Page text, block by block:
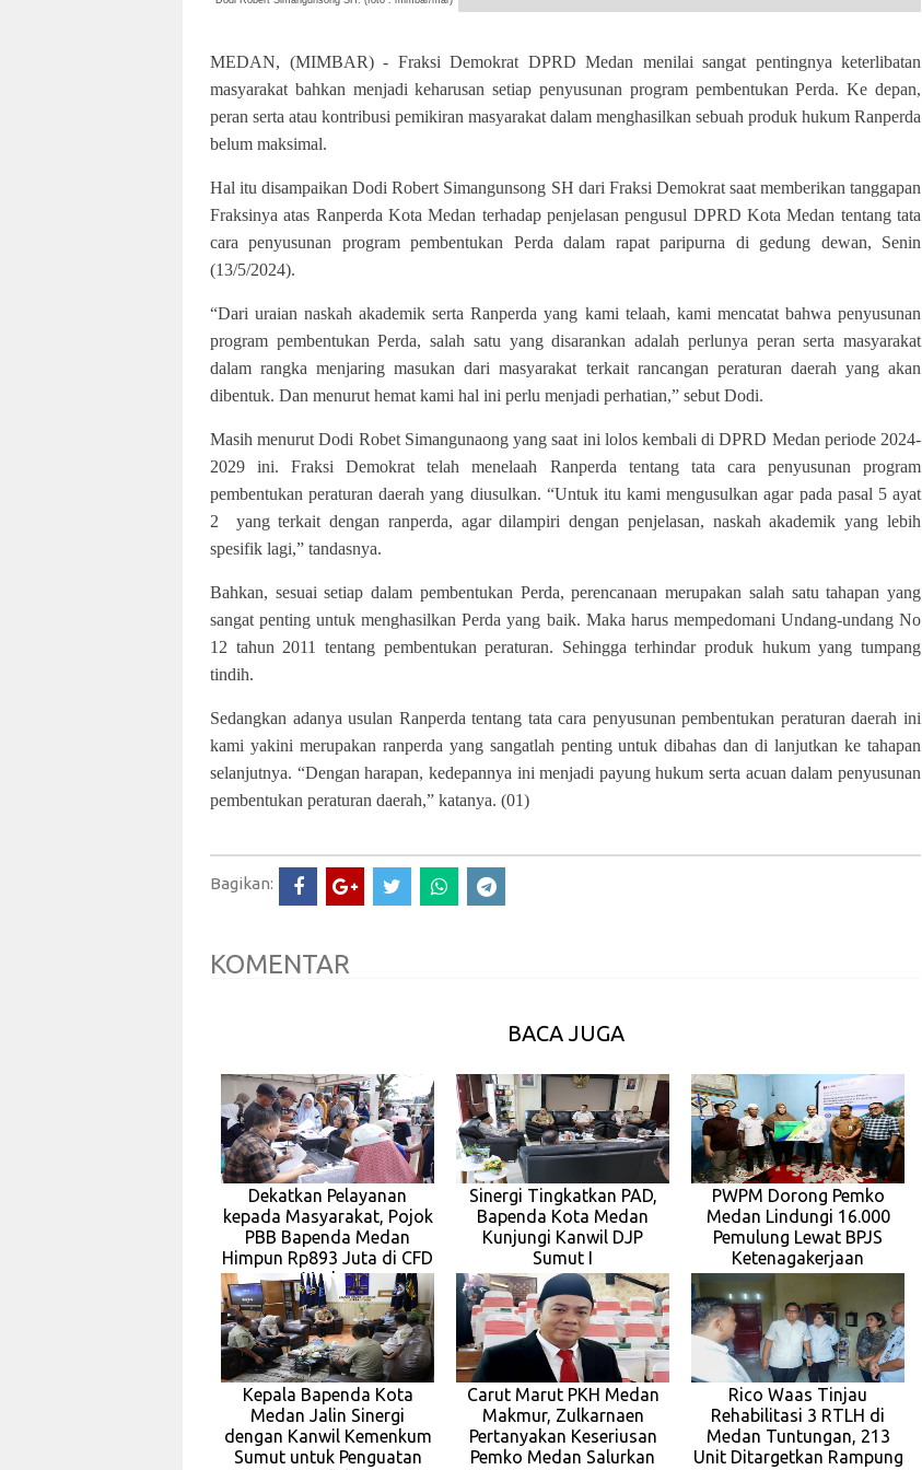
MEDAN, (MIMBAR) - Fraksi Demokrat DPRD Medan menilai sangat pentingnya keterlibatan
masyarakat bahkan menjadi keharusan setiap penyusunan program pembentukan Perda. Ke depan,
peran serta atau kontribusi pemikiran masyarakat dalam menghasilkan sebuah produk hukum Ranperda
belum maksimal.
Hal itu disampaikan Dodi Robert Simangunsong SH dari Fraksi Demokrat saat memberikan tanggapan
Fraksinya atas Ranperda Kota Medan terhadap penjelasan pengusul DPRD Kota Medan tentang tata
cara penyusunan program pembentukan Perda dalam rapat paripurna di gedung dewan, Senin
(13/5/2024).
“Dari uraian naskah akademik serta Ranperda yang kami telaah, kami mencatat bahwa penyusunan
program pembentukan Perda, salah satu yang disarankan adalah perlunya peran serta masyarakat
dalam rangka menjaring masukan dari masyarakat terkait rancangan peraturan daerah yang akan
dibentuk. Dan menurut hemat kami hal ini perlu menjadi perhatian,” sebut Dodi.
Masih menurut Dodi Robet Simangunaong yang saat ini lolos kembali di DPRD Medan periode 2024-
2029 ini. Fraksi Demokrat telah menelaah Ranperda tentang tata cara penyusunan program
pembentukan peraturan daerah yang diusulkan. “Untuk itu kami mengusulkan agar pada pasal 5 ayat
2 yang terkait dengan ranperda, agar dilampiri dengan penjelasan, naskah akademik yang lebih
spesifik lagi,” tandasnya.
Bahkan, sesuai setiap dalam pembentukan Perda, perencanaan merupakan salah satu tahapan yang
sangat penting untuk menghasilkan Perda yang baik. Maka harus mempedomani Undang-undang No
12 tahun 2011 tentang pembentukan peraturan. Sehingga terhindar produk hukum yang tumpang
tindih.
Sedangkan adanya usulan Ranperda tentang tata cara penyusunan pembentukan peraturan daerah ini
kami yakini merupakan ranperda yang sangatlah penting untuk dibahas dan di lanjutkan ke tahapan
selanjutnya. “Dengan harapan, kedepannya ini menjadi payung hukum serta acuan dalam penyusunan
pembentukan peraturan daerah,” katanya. (01)
Bagikan:
KOMENTAR
BACA JUGA
Dekatkan Pelayanan
kepada Masyarakat, Pojok
PBB Bapenda Medan
Himpun Rp893 Juta di CFD
Medan
Sinergi Tingkatkan PAD,
Bapenda Kota Medan
Kunjungi Kanwil DJP
Sumut I
PWPM Dorong Pemko
Medan Lindungi 16.000
Pemulung Lewat BPJS
Ketenagakerjaan
Kepala Bapenda Kota
Medan Jalin Sinergi
dengan Kanwil Kemenkum
Sumut untuk Penguatan
Carut Marut PKH Medan
Makmur, Zulkarnaen
Pertanyakan Keseriusan
Pemko Medan Salurkan
Rico Waas Tinjau
Rehabilitasi 3 RTLH di
Medan Tuntungan, 213
Unit Ditargetkan Rampung